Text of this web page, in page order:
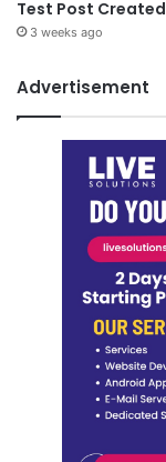
Test Post Created
3 weeks ago
Advertisement